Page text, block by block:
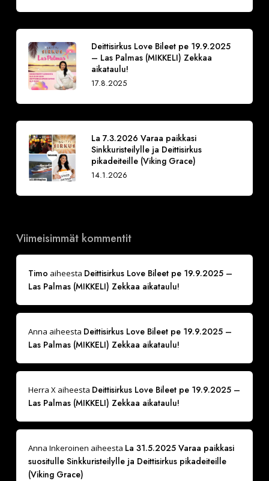
Deittisirkus Love Bileet pe 19.9.2025
– Las Palmas (MIKKELI) Zekkaa
aikataulu!
17.8.2025
La 7.3.2026 Varaa paikkasi
Sinkkuristeilylle ja Deittisirkus
pikadeiteille (Viking Grace)
14.1.2026
Viimeisimmät kommentit
Timo aiheesta Deittisirkus Love Bileet pe 19.9.2025 –
Las Palmas (MIKKELI) Zekkaa aikataulu!
Anna aiheesta Deittisirkus Love Bileet pe 19.9.2025 –
Las Palmas (MIKKELI) Zekkaa aikataulu!
Herra X aiheesta Deittisirkus Love Bileet pe 19.9.2025 –
Las Palmas (MIKKELI) Zekkaa aikataulu!
Anna Inkeroinen aiheesta La 31.5.2025 Varaa paikkasi
suositulle Sinkkuristeilylle ja Deittisirkus pikadeiteille
(Viking Grace)